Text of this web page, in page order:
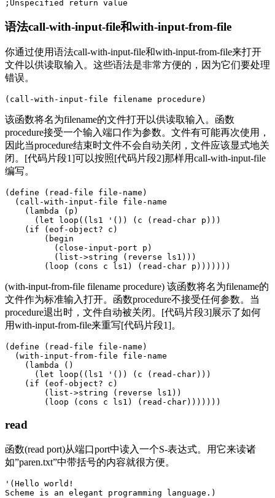
语法call-with-input-file和with-input-from-file
你通过使用语法call-with-input-file和with-input-from-file来打开
文件以供读取输入。这些语法是非常方便的，因为它们要处理
错误。
该函数将名为filename的文件打开以供读取输入。函数
procedure接受一个输入端口作为参数。文件有可能再次使用，
因此当procedure结束时文件不会自动关闭，文件应该显式地关
闭。[代码片段1]可以按照[代码片段2]那样用call-with-input-file
编写。
(define (read-file file-name)
  (call-with-input-file file-name
    (lambda (p)
      (let loop((ls1 '()) (c (read-char p)))
    (if (eof-object? c)
        (begin
          (close-input-port p)
          (list->string (reverse ls1)))
(with-input-from-file filename procedure) 该函数将名为filename的
文件作为标准输入打开。函数procedure不接受任何参数。当
procedure退出时，文件自动被关闭。[代码片段3]展示了如何
用with-input-from-file来重写[代码片段1]。
(define (read-file file-name)
  (with-input-from-file file-name
    (lambda ()
      (let loop((ls1 '()) (c (read-char)))
    (if (eof-object? c)
        (list->string (reverse ls1))
read
函数(read port)从端口port中读入一个S-表达式。用它来读诸
如”paren.txt”中带括号的内容就很方便。
'(Hello world!
Scheme is an elegant programming language.)